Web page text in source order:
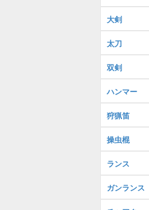
大剣
太刀
双剣
ハンマー
狩猟笛
操虫棍
ランス
ガンランス